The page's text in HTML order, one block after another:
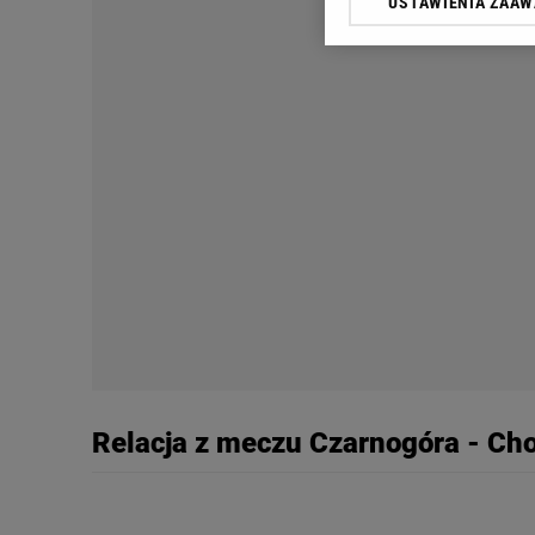
Relacja z meczu Czarnogóra -
Klikając „Akceptuję”